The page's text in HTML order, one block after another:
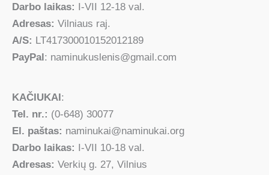
Darbo laikas: I-VII 12-18 val.
Adresas: Vilniaus raj.
A/S: LT417300010152012189
PayPal: naminukuslenis@gmail.com
KAČIUKAI :
Tel. nr.: (0-648) 30077
El. paštas: naminukai@naminukai.org
Darbo laikas:
I-VII 10-18 val.
Adresas: Verkių g. 27, Vilnius